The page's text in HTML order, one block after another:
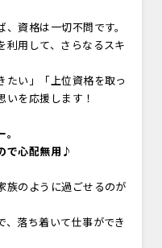
資格は一切不問です。
利用して、さらなるスキ
たい」「上位資格を取っ
を応援します！
で心配無用♪
族のように過ごせるのが
、落ち着いて仕事ができ